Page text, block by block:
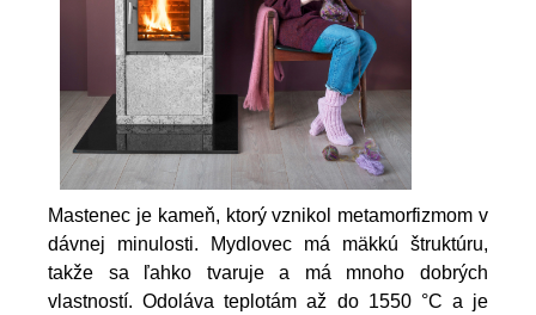
Mastenec je kameň, ktorý vznikol metamorfizmom v
dávnej minulosti. Mydlovec má mäkkú štruktúru,
takže sa ľahko tvaruje a má mnoho dobrých
vlastností. Odoláva teplotám až do 1550 °C a je